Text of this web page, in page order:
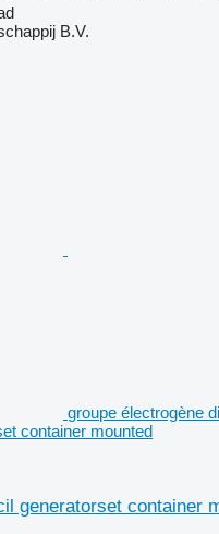
B.V.
groupe électrogène
container mounted
generatorset container